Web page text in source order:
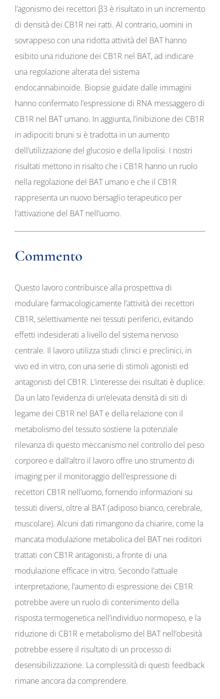
l’agonismo dei recettori β3 è risultato in un incremento
di densità dei CB1R nei ratti. Al contrario, uomini in
sovrappeso con una ridotta attività del BAT hanno
esibito una riduzione dei CB1R nel BAT, ad indicare
una regolazione alterata del sistema
endocannabinoide. Biopsie guidate dalle immagini
hanno confermato l’espressione di RNA messaggero di
CB1R nel BAT umano. In aggiunta, l’inibizione dei CB1R
in adipociti bruni si è tradotta in un aumento
dell’utilizzazione del glucosio e della lipolisi. I nostri
risultati mettono in risalto che i CB1R hanno un ruolo
nella regolazione del BAT umano e che il CB1R
rappresenta un nuovo bersaglio terapeutico per
l’attivazione del BAT nell’uomo.
Commento
Questo lavoro contribuisce alla prospettiva di
modulare farmacologicamente l’attività dei recettori
CB1R, selettivamente nei tessuti periferici, evitando
effetti indesiderati a livello del sistema nervoso
centrale. Il lavoro utilizza studi clinici e preclinici, in
vivo ed in vitro, con una serie di stimoli agonisti ed
antagonisti del CB1R. L’interesse dei risultati è duplice.
Da un lato l’evidenza di un’elevata densità di siti di
legame dei CB1R nel BAT e della relazione con il
metabolismo del tessuto sostiene la potenziale
rilevanza di questo meccanismo nel controllo del peso
corporeo e dall’altro il lavoro offre uno strumento di
imaging per il monitoraggio dell’espressione di
recettori CB1R nell’uomo, fornendo informazioni su
tessuti diversi, oltre al BAT (adiposo bianco, cerebrale,
muscolare). Alcuni dati rimangono da chiarire, come la
mancata modulazione metabolica del BAT nei roditori
trattati con CB1R antagonisti, a fronte di una
modulazione efficace in vitro. Secondo l’attuale
interpretazione, l’aumento di espressione dei CB1R
potrebbe avere un ruolo di contenimento della
risposta termogenetica nell’individuo normopeso, e la
riduzione di CB1R e metabolismo del BAT nell’obesità
potrebbe essere il risultato di un processo di
desensibilizzazione. La complessità di questi feedback
rimane ancora da comprendere.